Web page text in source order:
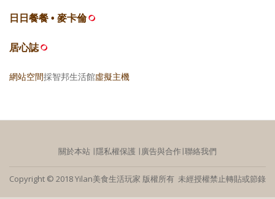
日日餐餐 • 麥卡倫
居心誌
網站空間採智邦生活館虛擬主機
關於本站 ∣隱私權保護 ∣廣告與合作∣聯絡我們
Copyright © 2018 Yilan美食生活玩家 版權所有 未經授權禁止轉貼或節錄